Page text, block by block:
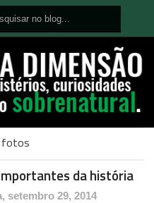
fotos
da história
setembro 29, 2014